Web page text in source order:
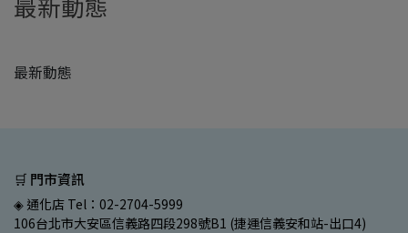
最新動態
🛒 門市資訊
◈ 通化店 Tel：02-2704-5999
106台北市大安區信義路四段298號B1 (捷運信義安和站-出口4)